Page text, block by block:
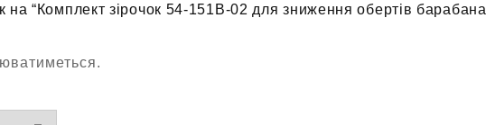
на “Комплект зірочок 54-151В-02 для зниження обертів барабана